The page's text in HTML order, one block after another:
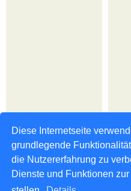
Diese Internetseite
grundlegende
die Nutzererfahrung zu
Dienste und Funktionen